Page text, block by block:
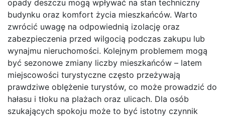
opady deszczu mogą wpływać na stan techniczny
budynku oraz komfort życia mieszkańców. Warto
zwrócić uwagę na odpowiednią izolację oraz
zabezpieczenia przed wilgocią podczas zakupu lub
wynajmu nieruchomości. Kolejnym problemem mogą
być sezonowe zmiany liczby mieszkańców – latem
miejscowości turystyczne często przeżywają
prawdziwe oblężenie turystów, co może prowadzić do
hałasu i tłoku na plażach oraz ulicach. Dla osób
szukających spokoju może to być istotny czynnik